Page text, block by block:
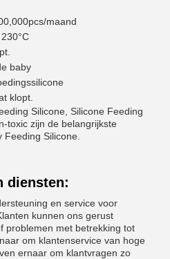
maand
baby
klopt.
Silicone, Silicone Feeding
toxic zijn de belangrijkste
Silicone.
diensten:
en service voor
kunnen ons gerust
problemen met betrekking tot
om klantenservice van hoge
ernaar om klantvragen zo